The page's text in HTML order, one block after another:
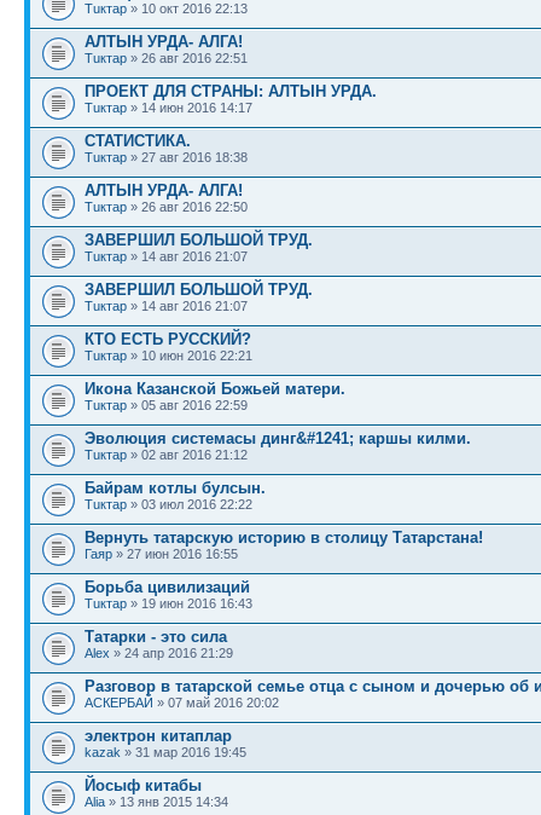
Тuктар » 10 окт 2016 22:13
АЛТЫН УРДА- АЛГА!
Тuктар » 26 авг 2016 22:51
ПРОЕКТ ДЛЯ СТРАНЫ: АЛТЫН УРДА.
Тuктар » 14 июн 2016 14:17
СТАТИСТИКА.
Тuктар » 27 авг 2016 18:38
АЛТЫН УРДА- АЛГА!
Тuктар » 26 авг 2016 22:50
ЗАВЕРШИЛ БОЛЬШОЙ ТРУД.
Тuктар » 14 авг 2016 21:07
ЗАВЕРШИЛ БОЛЬШОЙ ТРУД.
Тuктар » 14 авг 2016 21:07
КТО ЕСТЬ РУССКИЙ?
Тuктар » 10 июн 2016 22:21
Икона Казанской Божьей матери.
Тuктар » 05 авг 2016 22:59
Эволюция системасы динг&#1241; каршы килми.
Тuктар » 02 авг 2016 21:12
Байрам котлы булсын.
Тuктар » 03 июл 2016 22:22
Вернуть татарскую историю в столицу Татарстана!
Гаяр » 27 июн 2016 16:55
Борьба цивилизаций
Тuктар » 19 июн 2016 16:43
Татарки - это сила
Alex » 24 апр 2016 21:29
Разговор в татарской семье отца с сыном и дочерью об
АСКЕРБАЙ » 07 май 2016 20:02
электрон китаплар
kazak » 31 мар 2016 19:45
Йосыф китабы
Alia » 13 янв 2015 14:34